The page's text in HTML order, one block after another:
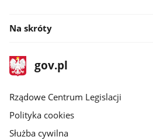
Na skróty
stopka
gov.plStrona
gov.pl
Rządowe Centrum Legislacji
Polityka cookies
Służba cywilna